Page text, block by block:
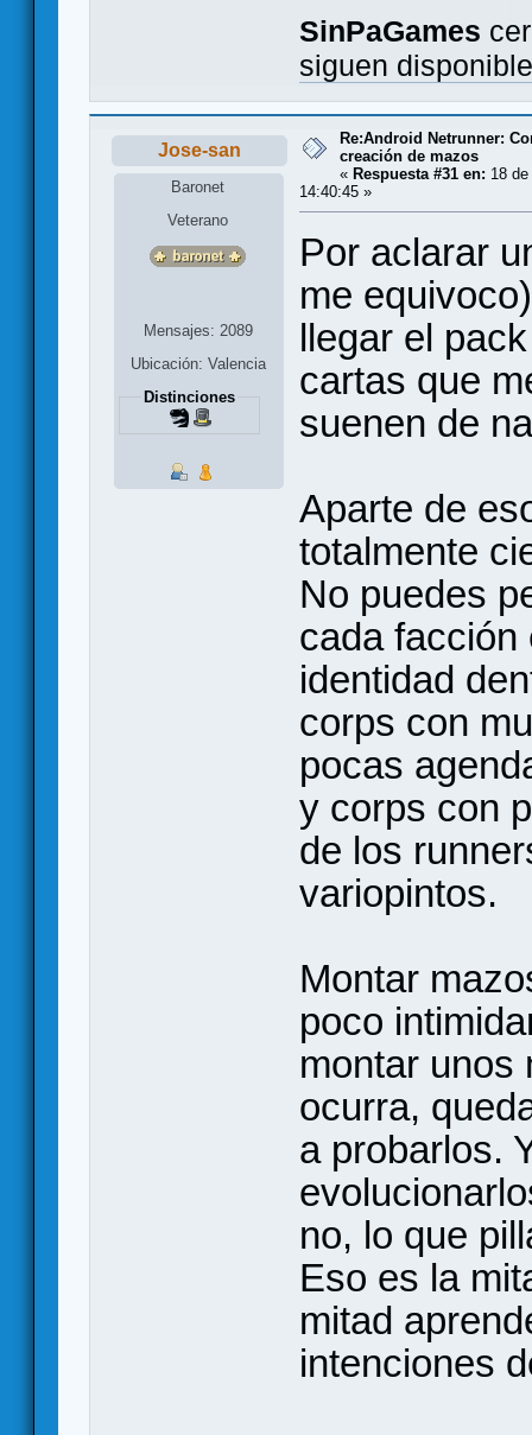
SinPaGames
siguen
Jose-san
Baronet
Veterano
Mensajes: 2089
Ubicación: Valencia
Distinciones
Re:Android Netrunner:
creación de mazos
« Respuesta #31 en: 18
14:40:45 »
Por aclarar
me
llegar el
cartas que
suenen de
Aparte de
totalmente
No puedes
cada facción
identidad
corps con
pocas
y corps con
de los
variopintos.
Montar
poco
montar unos
ocurra,
a probarlos.
no, lo que
Eso es la
mitad
intenciones